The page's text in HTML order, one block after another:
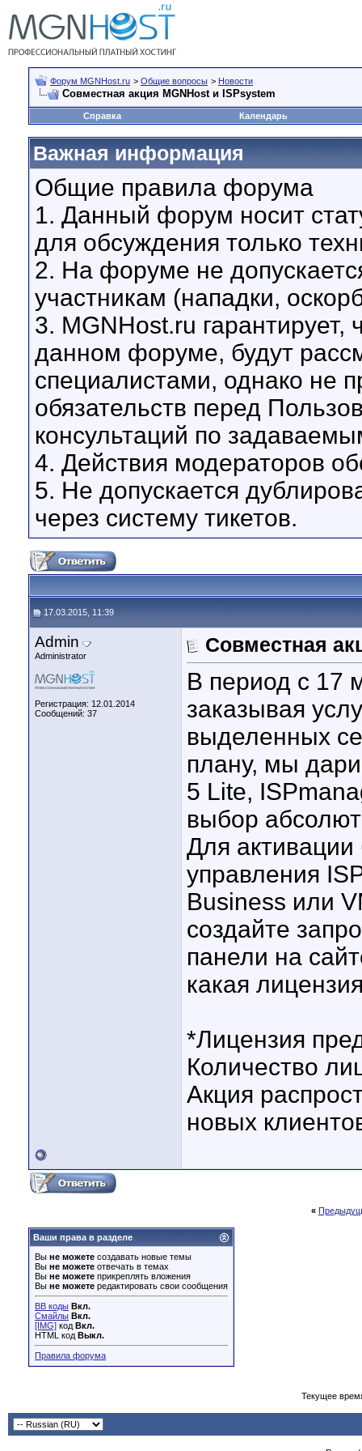
Форум MGNHost.ru > Общие вопросы > Новости
Совместная акция MGNHost и ISPsystem
Справка Календарь
Важная информация
Общие правила форума
1. Данный форум носит
для обсуждения только
2. На форуме не
участникам (нападки,
3. MGNHost.ru
данном форуме, будут
специалистами, однако не
обязательств перед
консультаций по
4. Действия модераторов
5. Не допускается
через систему тикетов.
17.03.2015, 11:39
Admin
Administrator
Регистрация: 12.01.2014
Сообщений: 37
Совместная
В период с 17
заказывая
выделенных
плану, мы
5 Lite,
выбор
Для
управления
Business или
создайте
панели на
какая
*Лицензия
Количество
Акция
новых
«
Ваши права в разделе
Вы не можете создавать новые темы
Вы не можете отвечать в темах
Вы не можете прикреплять вложения
Вы не можете редактировать свои сообщения
BB коды Вкл.
Смайлы Вкл.
[IMG] код Вкл.
HTML код Выкл.
Правила форума
Текущее